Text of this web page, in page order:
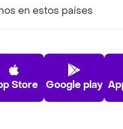
en estos países
Store Google play